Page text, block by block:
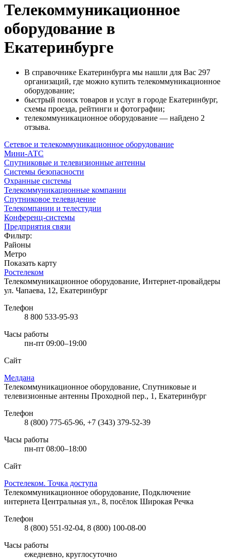
Телекоммуникационное
оборудование в
Екатеринбурге
В справочнике Екатеринбурга мы нашли для Вас 297
организаций, где можно купить телекоммуникационное
оборудование;
быстрый поиск товаров и услуг в городе Екатеринбург,
схемы проезда, рейтинги и фотографии;
телекоммуникационное оборудование — найдено 2
отзыва.
Сетевое и телекоммуникационное оборудование
Мини-АТС
Спутниковые и телевизионные антенны
Системы безопасности
Охранные системы
Телекоммуникационные компании
Спутниковое телевидение
Телекомпании и телестудии
Конференц-системы
Предприятия связи
Фильтр:
Районы
Метро
Показать карту
Ростелеком
Телекоммуникационное оборудование, Интернет-провайдеры
ул. Чапаева, 12, Екатеринбург
Телефон
8 800 533-95-93
Часы работы
пн-пт 09:00–19:00
Сайт
Мелдана
Телекоммуникационное оборудование, Спутниковые и
телевизионные антенны Проходной пер., 1, Екатеринбург
Телефон
8 (800) 775-65-96, +7 (343) 379-52-39
Часы работы
пн-пт 08:00–18:00
Сайт
Ростелеком. Точка доступа
Телекоммуникационное оборудование, Подключение
интернета Центральная ул., 8, посёлок Широкая Речка
Телефон
8 (800) 551-92-04, 8 (800) 100-08-00
Часы работы
ежедневно, круглосуточно